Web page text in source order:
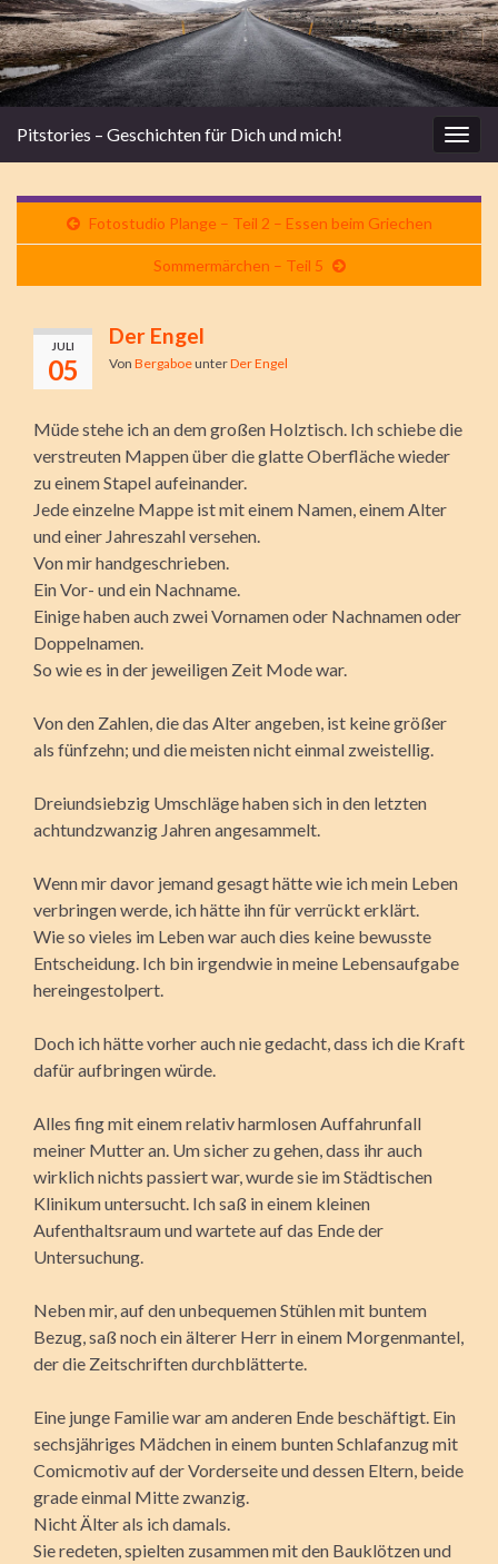
Pitstories – Geschichten für Dich und mich!
Fotostudio Plange – Teil 2 – Essen beim Griechen
Sommermärchen – Teil 5
JULI
05
Der Engel
Von BergaboeunterDer Engel
Müde stehe ich an dem großen Holztisch. Ich schiebe die
verstreuten Mappen über die glatte Oberfläche wieder
zu einem Stapel aufeinander.
Jede einzelne Mappe ist mit einem Namen, einem Alter
und einer Jahreszahl versehen.
Von mir handgeschrieben.
Ein Vor- und ein Nachname.
Einige haben auch zwei Vornamen oder Nachnamen oder
Doppelnamen.
So wie es in der jeweiligen Zeit Mode war.
Von den Zahlen, die das Alter angeben, ist keine größer
als fünfzehn; und die meisten nicht einmal zweistellig.
Dreiundsiebzig Umschläge haben sich in den letzten
achtundzwanzig Jahren angesammelt.
Wenn mir davor jemand gesagt hätte wie ich mein Leben
verbringen werde, ich hätte ihn für verrückt erklärt.
Wie so vieles im Leben war auch dies keine bewusste
Entscheidung. Ich bin irgendwie in meine Lebensaufgabe
hereingestolpert.
Doch ich hätte vorher auch nie gedacht, dass ich die Kraft
dafür aufbringen würde.
Alles fing mit einem relativ harmlosen Auffahrunfall
meiner Mutter an. Um sicher zu gehen, dass ihr auch
wirklich nichts passiert war, wurde sie im Städtischen
Klinikum untersucht. Ich saß in einem kleinen
Aufenthaltsraum und wartete auf das Ende der
Untersuchung.
Neben mir, auf den unbequemen Stühlen mit buntem
Bezug, saß noch ein älterer Herr in einem Morgenmantel,
der die Zeitschriften durchblätterte.
Eine junge Familie war am anderen Ende beschäftigt. Ein
sechsjähriges Mädchen in einem bunten Schlafanzug mit
Comicmotiv auf der Vorderseite und dessen Eltern, beide
grade einmal Mitte zwanzig.
Nicht Älter als ich damals.
Sie redeten, spielten zusammen mit den Bauklötzen und